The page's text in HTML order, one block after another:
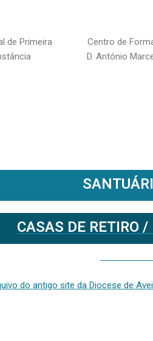
de Primeira
Centro de
D. António
CASAS DE RETIRO /
do antigo site da Diocese de